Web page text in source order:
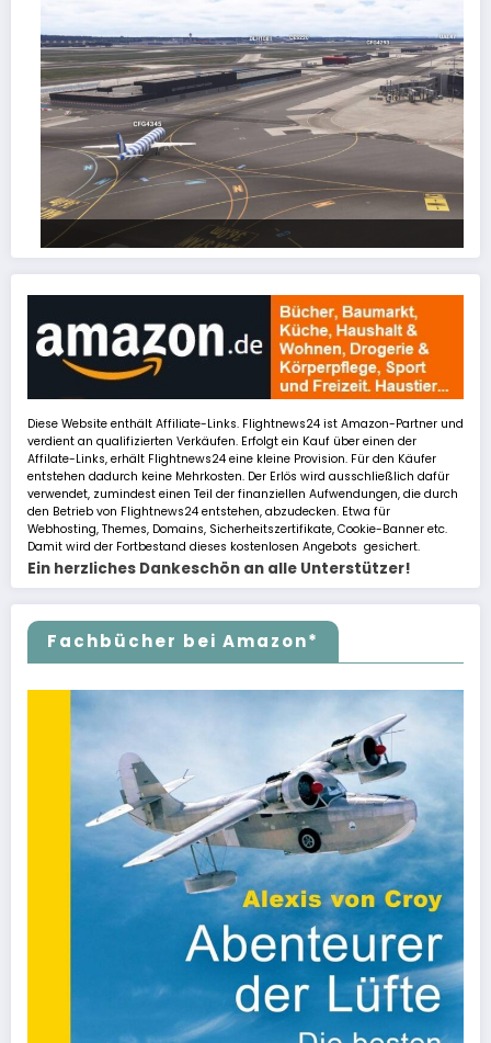
FSLTL Traffic: Tipps und Tricks, damit es klappt!
Diese Website enthält Affiliate-Links. Flightnews24 ist Amazon-Partner und
verdient an qualifizierten Verkäufen. Erfolgt ein Kauf über einen der
Affilate-Links, erhält Flightnews24 eine kleine Provision. Für den Käufer
entstehen dadurch keine Mehrkosten. Der Erlös wird ausschließlich dafür
verwendet, zumindest einen Teil der finanziellen Aufwendungen, die durch
den Betrieb von Flightnews24 entstehen, abzudecken. Etwa für
Webhosting, Themes, Domains, Sicherheitszertifikate, Cookie-Banner etc.
Damit wird der Fortbestand dieses kostenlosen Angebots gesichert.
Ein herzliches Dankeschön an alle Unterstützer!
Fachbücher bei Amazon*